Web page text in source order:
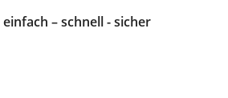
einfach – schnell - sicher